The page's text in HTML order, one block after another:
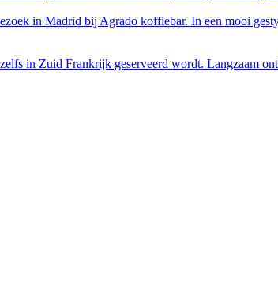
in Madrid bij Agrado koffiebar. In een mooi
in Zuid Frankrijk geserveerd wordt. Langzaam